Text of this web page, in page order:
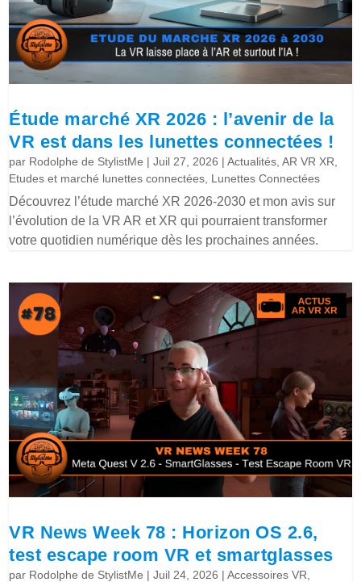
Étude marché XR 2026 : l’avenir de la
VR est dans les lunettes connectées !
par Rodolphe de StylistMe |Juil 27, 2026 |Actualités ,AR VR XR
Etudes et marché lunettes connectées Lunettes Connectées
Découvrez l’étude marché XR 2026-2030 et mon avis sur
l’évolution de la VR AR et XR qui pourraient transformer
votre quotidien numérique dès les prochaines années.
VR News Week 78 : Horizon OS 2.6,
test escape room VR et smartglasses
par Rodolphe de StylistMe |Juil 24, 2026 |Accessoires VR